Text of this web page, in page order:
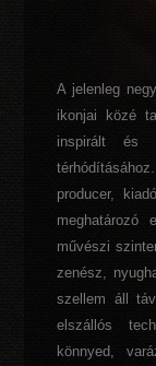
A jelenleg
ikonjai közé
inspirált és
producer,
meghatározó
művészi
zenész,
szellem áll
elszállós
könnyed,